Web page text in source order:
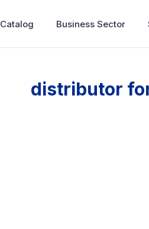
Catalog Business Sector
distributor